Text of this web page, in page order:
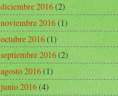
diciembre 2016(2)
noviembre 2016(1)
octubre 2016(1)
septiembre 2016(2)
agosto 2016(1)
junio 2016(4)